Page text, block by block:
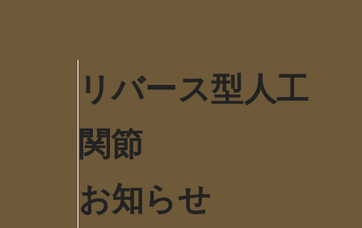
リバース型人工
関節
お知らせ